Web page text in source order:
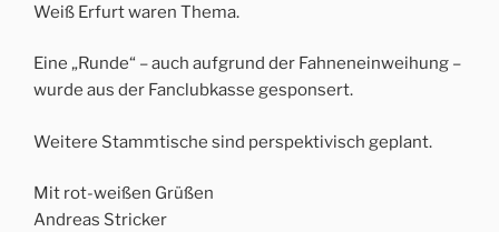
Weiß Erfurt waren Thema.
Eine „Runde“ – auch aufgrund der Fahneneinweihung –
wurde aus der Fanclubkasse gesponsert.
Weitere Stammtische sind perspektivisch geplant.
Mit rot-weißen Grüßen
Andreas Stricker